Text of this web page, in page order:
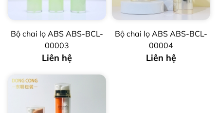
Bộ chai lọ ABS ABS-BCL-
00003
Liên hệ
Bộ chai lọ ABS ABS-BCL-
00004
Liên hệ